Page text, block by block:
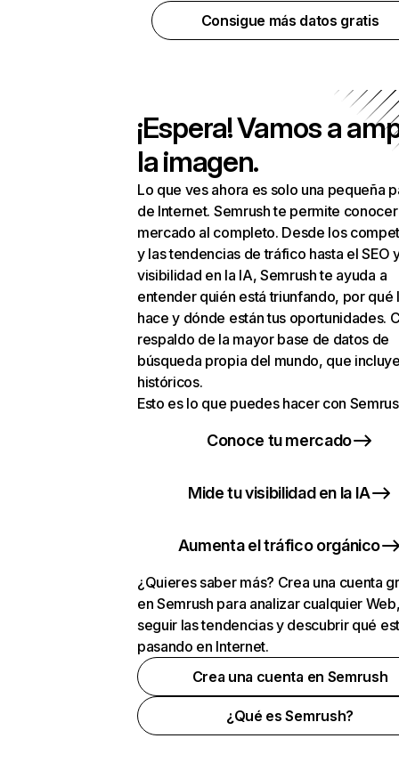
Consigue más datos gratis
¡Espera! Vamos a
la imagen.
Lo que ves ahora es solo una pequeña
de Internet. Semrush te permite
mercado al completo. Desde los
y las tendencias de tráfico hasta el SEO
visibilidad en la IA, Semrush te ayuda a
entender quién está triunfando, por qué
hace y dónde están tus oportunidades.
respaldo de la mayor base de datos de
búsqueda propia del mundo, que
históricos.
Esto es lo que puedes hacer con
Conoce tu mercado
Mide tu visibilidad en la IA
Aumenta el tráfico orgánico
¿Quieres saber más? Crea una cuenta
en Semrush para analizar cualquier
seguir las tendencias y descubrir qué
pasando en Internet.
Crea una cuenta en Semrush
¿Qué es Semrush?